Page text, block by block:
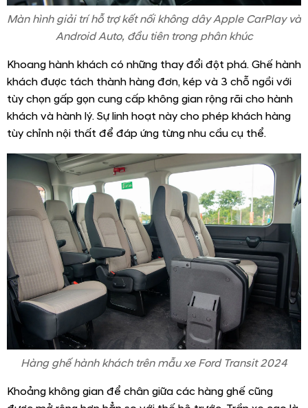
Màn hình giải trí hỗ trợ kết nối không dây Apple CarPlay và
Android Auto, đầu tiên trong phân khúc
Khoang hành khách có những thay đổi đột phá. Ghế hành
khách được tách thành hàng đơn, kép và 3 chỗ ngồi với
tùy chọn gấp gọn cung cấp không gian rộng rãi cho hành
khách và hành lý. Sự linh hoạt này cho phép khách hàng
tùy chỉnh nội thất để đáp ứng từng nhu cầu cụ thể.
Hàng ghế hành khách trên mẫu xe Ford Transit 2024
Khoảng không gian để chân giữa các hàng ghế cũng